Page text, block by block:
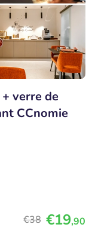
verre de
CCnomie
€38 €19,90